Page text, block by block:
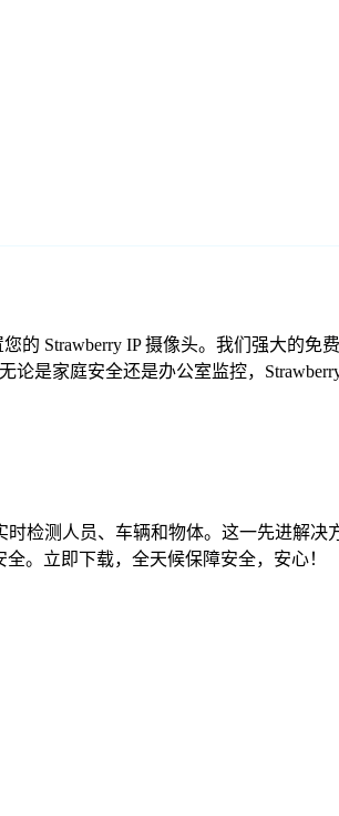
的 Strawberry IP 摄像头。我们强大的
是家庭安全还是办公室监控，
检测人员、车辆和物体。这一先进解
。立即下载，全天候保障安全，安心！